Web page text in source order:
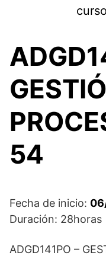
54
Fecha de inicio:
Duración: 28horas
ADGD141PO –